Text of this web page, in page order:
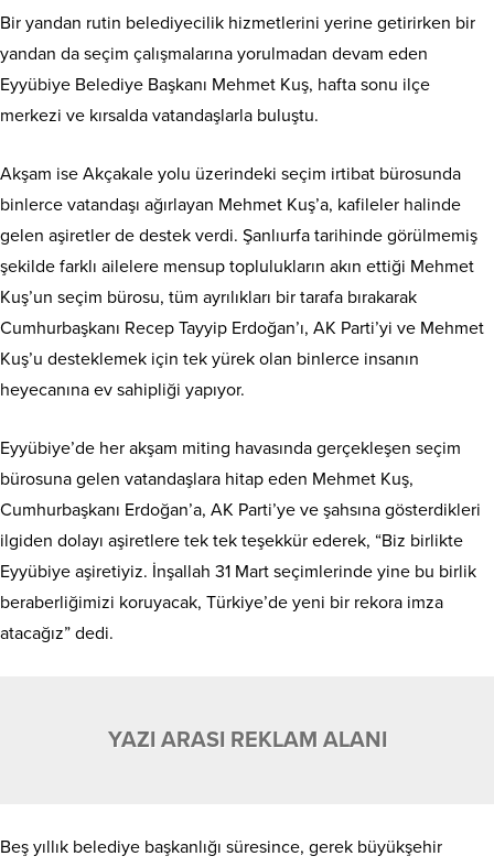
Bir yandan rutin belediyecilik hizmetlerini yerine getirirken bir
yandan da seçim çalışmalarına yorulmadan devam eden
Eyyübiye Belediye Başkanı Mehmet Kuş, hafta sonu ilçe
merkezi ve kırsalda vatandaşlarla buluştu.
Akşam ise Akçakale yolu üzerindeki seçim irtibat bürosunda
binlerce vatandaşı ağırlayan Mehmet Kuş’a, kafileler halinde
gelen aşiretler de destek verdi. Şanlıurfa tarihinde görülmemiş
şekilde farklı ailelere mensup toplulukların akın ettiği Mehmet
Kuş’un seçim bürosu, tüm ayrılıkları bir tarafa bırakarak
Cumhurbaşkanı Recep Tayyip Erdoğan’ı, AK Parti’yi ve Mehmet
Kuş’u desteklemek için tek yürek olan binlerce insanın
heyecanına ev sahipliği yapıyor.
Eyyübiye’de her akşam miting havasında gerçekleşen seçim
bürosuna gelen vatandaşlara hitap eden Mehmet Kuş,
Cumhurbaşkanı Erdoğan’a, AK Parti’ye ve şahsına gösterdikleri
ilgiden dolayı aşiretlere tek tek teşekkür ederek, “Biz birlikte
Eyyübiye aşiretiyiz. İnşallah 31 Mart seçimlerinde yine bu birlik
beraberliğimizi koruyacak, Türkiye’de yeni bir rekora imza
atacağız” dedi.
YAZI ARASI REKLAM ALANI
Beş yıllık belediye başkanlığı süresince, gerek büyükşehir